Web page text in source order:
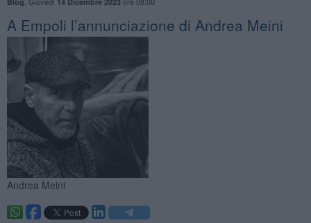
​A Empoli l’annunciazione di Andrea Meini
Andrea Meini